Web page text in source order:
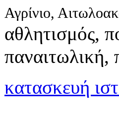
Αγρίνιο,
αθλητισμός,
παναιτωλική,
κατασκευή